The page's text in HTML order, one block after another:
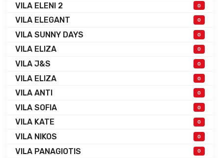
VILA ELENI 2 0
VILA ELEGANT 0
VILA SUNNY DAYS 0
VILA ELIZA 0
VILA J&S 0
VILA ELIZA 0
VILA ANTI 0
VILA SOFIA 0
VILA KATE 0
VILA NIKOS 0
VILA PANAGIOTIS 0